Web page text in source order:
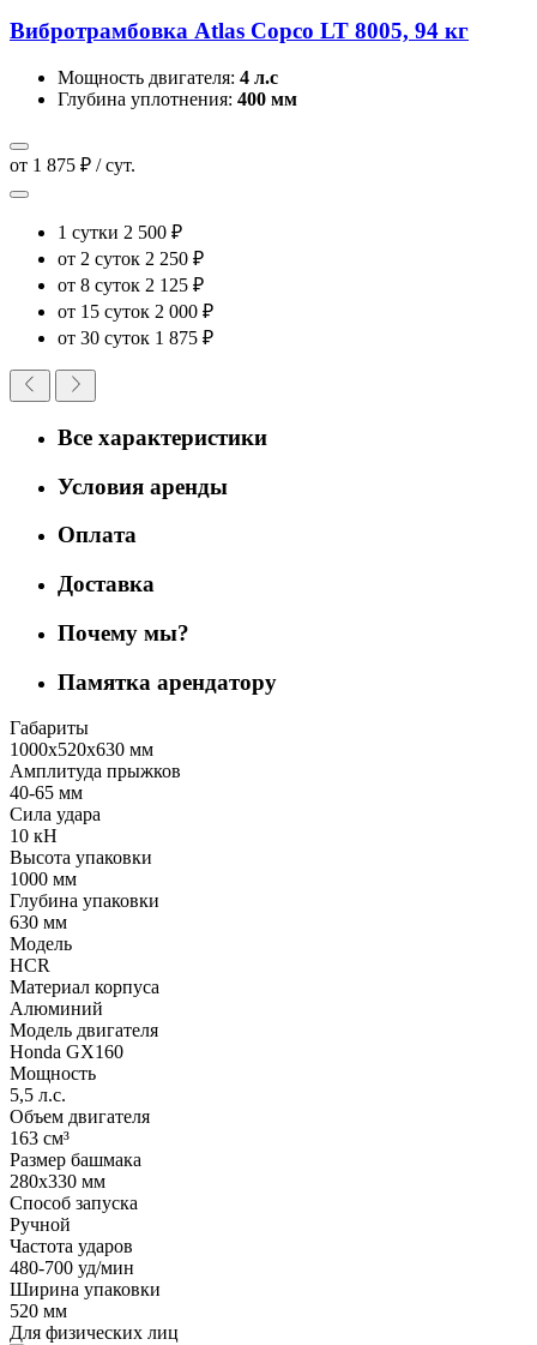
Вибротрамбовка Atlas Copco LT 8005, 94 кг
Мощность двигателя: 4 л.с
Глубина уплотнения: 400 мм
от 1 875 ₽ / сут.
1 сутки 2 500 ₽
от 2 суток 2 250 ₽
от 8 суток 2 125 ₽
от 15 суток 2 000 ₽
от 30 суток 1 875 ₽
Все характеристики
Условия аренды
Оплата
Доставка
Почему мы?
Памятка арендатору
Габариты
1000х520х630 мм
Амплитуда прыжков
40-65 мм
Сила удара
10 кН
Высота упаковки
1000 мм
Глубина упаковки
630 мм
Модель
HCR
Материал корпуса
Алюминий
Модель двигателя
Honda GX160
Мощность
5,5 л.с.
Объем двигателя
163 см³
Размер башмака
280х330 мм
Способ запуска
Ручной
Частота ударов
480-700 уд/мин
Ширина упаковки
520 мм
Для физических лиц